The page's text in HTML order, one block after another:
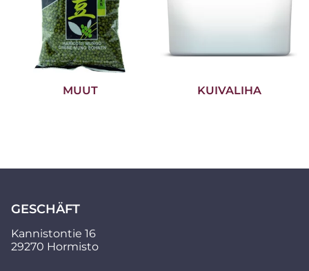
MUUT KUIVALIHA
GESCHÄFT
Kannistontie 16
29270 Hormisto